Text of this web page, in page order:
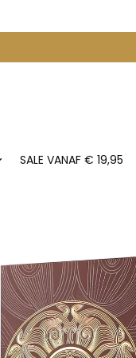
SALE VANAF € 19,95